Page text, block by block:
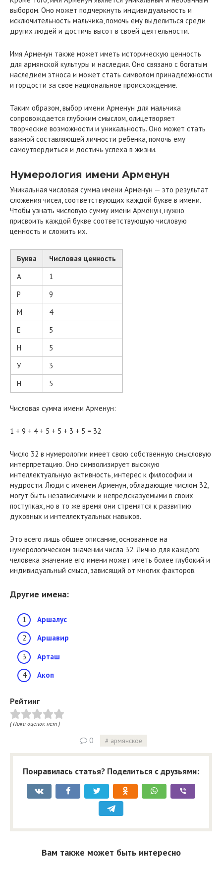
выбором. Оно может подчеркнуть индивидуальность и
исключительность мальчика, помочь ему выделиться среди
других людей и достичь высот в своей деятельности.
Имя Арменун также может иметь историческую ценность
для армянской культуры и наследия. Оно связано с богатым
наследием этноса и может стать символом принадлежности
и гордости за свое национальное происхождение.
Таким образом, выбор имени Арменун для мальчика
сопровождается глубоким смыслом, олицетворяет
творческие возможности и уникальность. Оно может стать
важной составляющей личности ребенка, помочь ему
самоутвердиться и достичь успеха в жизни.
Нумерология имени Арменун
Уникальная числовая сумма имени Арменун — это результат
сложения чисел, соответствующих каждой букве в имени.
Чтобы узнать числовую сумму имени Арменун, нужно
присвоить каждой букве соответствующую числовую
ценность и сложить их.
Буква
Числовая ценность
А
1
Р
9
М
4
Е
5
Н
5
У
3
Н
5
Числовая сумма имени Арменун:
1 + 9 + 4 + 5 + 5 + 3 + 5 = 32
Число 32 в нумерологии имеет свою собственную смысловую
интерпретацию. Оно символизирует высокую
интеллектуальную активность, интерес к философии и
мудрости. Люди с именем Арменун, обладающие числом 32,
могут быть независимыми и непредсказуемыми в своих
поступках, но в то же время они стремятся к развитию
духовных и интеллектуальных навыков.
Это всего лишь общее описание, основанное на
нумерологическом значении числа 32. Лично для каждого
человека значение его имени может иметь более глубокий и
индивидуальный смысл, зависящий от многих факторов.
Другие имена:
Аршалус
Аршавир
Арташ
Акоп
Рейтинг
( Пока оценок нет )
0 армянское
Понравилась статья? Поделиться с друзьями:
Вам также может быть интересно